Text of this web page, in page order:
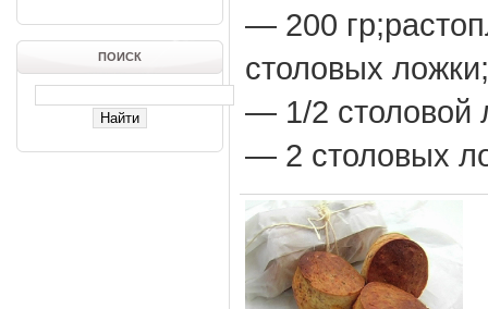
ПОИСК
— 200
столовых
— 1/2 столовой
— 2 столовых